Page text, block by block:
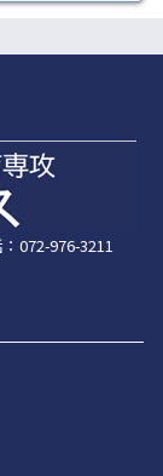
072-976-3211